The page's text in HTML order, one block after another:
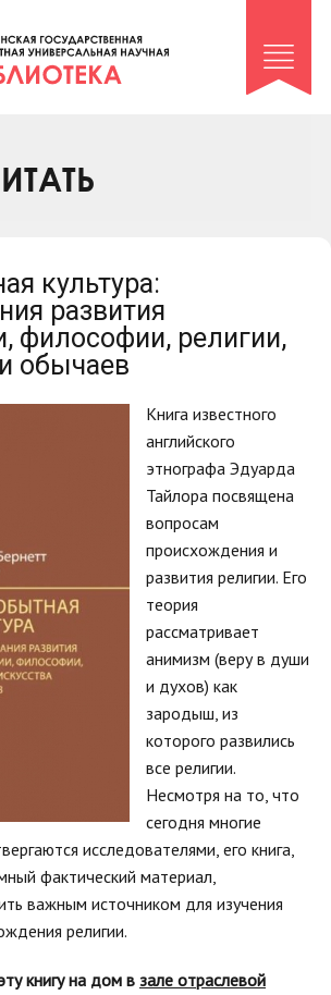
и сельдерей»
архив»
культура:
развития
философии, религии,
обычаев
Книга известного
английского
этнографа Эдуарда
Тайлора посвящена
вопросам
происхождения и
развития религии. Его
теория
рассматривает
анимизм (веру в души
и духов) как
зародыш, из
которого развились
все религии.
Несмотря на то, что
сегодня многие
исследователями, его книга,
фактический материал,
важным источником для изучения
религии.
книгу на дом в зале отраслевой